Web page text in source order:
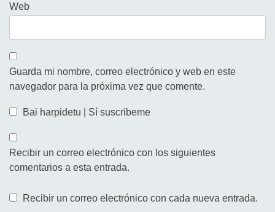
Web
Guarda mi nombre, correo electrónico y web en este
navegador para la próxima vez que comente.
Bai harpidetu | Sí suscribeme
Recibir un correo electrónico con los siguientes
comentarios a esta entrada.
Recibir un correo electrónico con cada nueva entrada.